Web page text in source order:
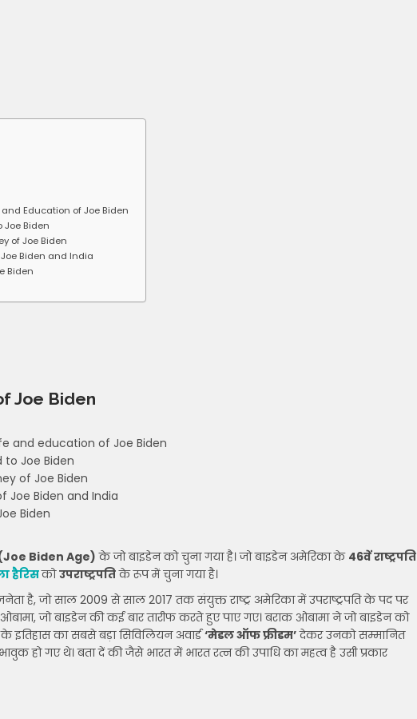
and Education of Joe Biden
Joe Biden
of Joe Biden
Joe Biden and India
Biden
Joe Biden
and education of Joe Biden
to Joe Biden
of Joe Biden
Joe Biden and India
Biden
(Joe Biden Age) के जो बाइडेन को चुना गया है। जो बाइडेन अमेरिका के 46वें राष्ट्रपति
हैरिसकोउपराष्ट्रपतिके रूप में चुना गया है।
है, जो साल 2009 से साल 2017 तक संयुक्त राष्ट्र अमेरिका में उपराष्ट्रपति के पद पर
जो बाइडेन की कई बार तारीफ करते हुए पाए गए। बराक ओबामा ने जो बाइडेन को
इतिहास का सबसे बड़ा सिविलियन अवार्ड‘मेडल ऑफ फ्रीडम’देकर उनको सम्मानित
हो गए थे। बता दें की जैसे भारत में भारत रत्न की उपाधि का महत्व है उसी प्रकार